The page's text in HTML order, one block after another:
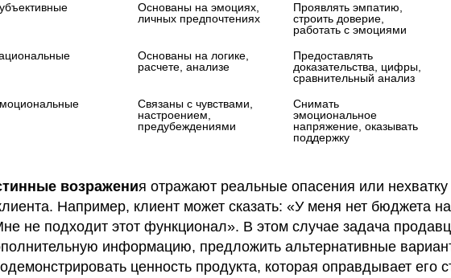
Основаны на эмоциях,
личных предпочтениях
Проявлять эмпатию,
строить доверие,
работать с эмоциями
Основаны на логике,
расчете, анализе
Предоставлять
доказательства, цифры,
сравнительный анализ
Связаны с чувствами,
настроением,
предубеждениями
Снимать
эмоциональное
напряжение, оказывать
поддержку
возражения отражают реальные опасения или
Например, клиент может сказать: «У меня нет бюджета
не подходит этот функционал». В этом случае задача
информацию, предложить альтернативные
ценность продукта, которая оправдывает его